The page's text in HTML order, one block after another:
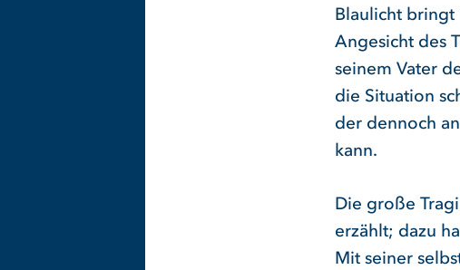
Blaulicht bringt
Angesicht des
seinem Vater
die Situation
der dennoch
kann.
Die große
erzählt; dazu
Mit seiner